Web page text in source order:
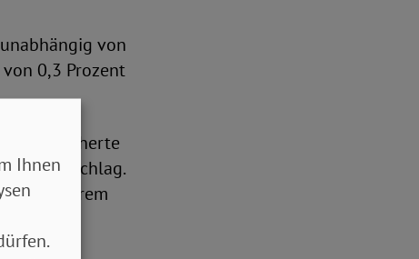
von
0,3 Prozent
Versicherte
Abschlag.
vor Ihrem
Ihnen